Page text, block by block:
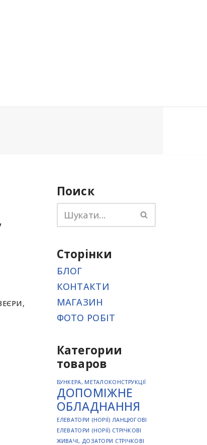
,
Поиск
Сторінки
БЛОГ
КОНТАКТИ
МАГАЗИН
ФОТО РОБІТ
Категории
товаров
БУНКЕРА, МЕТАЛОКОНСТРУКЦІЇ
ДОПОМІЖНЕ
ОБЛАДНАННЯ
ЕЛЕВАТОРИ (НОРІЇ) ЛАНЦЮГОВІ
ЕЛЕВАТОРИ (НОРІЇ) СТРІЧКОВІ
ЖИВАЧІ, ДОЗАТОРИ СТРІЧКОВІ